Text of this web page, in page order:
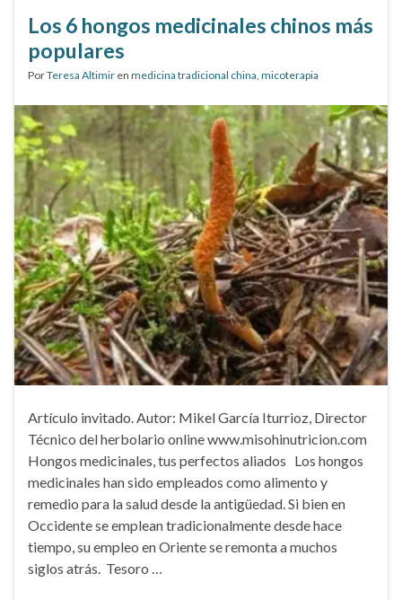
Los 6 hongos medicinales chinos más
populares
PorTeresa Altimir en medicina tradicional china, micoterapia
Artículo invitado. Autor: Mikel García Iturrioz, Director
Técnico del herbolario online www.misohinutricion.com
Hongos medicinales, tus perfectos aliados Los hongos
medicinales han sido empleados como alimento y
remedio para la salud desde la antigüedad. Si bien en
Occidente se emplean tradicionalmente desde hace
tiempo, su empleo en Oriente se remonta a muchos
siglos atrás. Tesoro …